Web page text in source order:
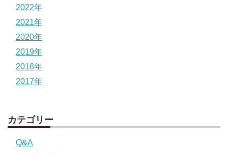
2022年
2021年
2020年
2019年
2018年
2017年
カテゴリー
Q&A